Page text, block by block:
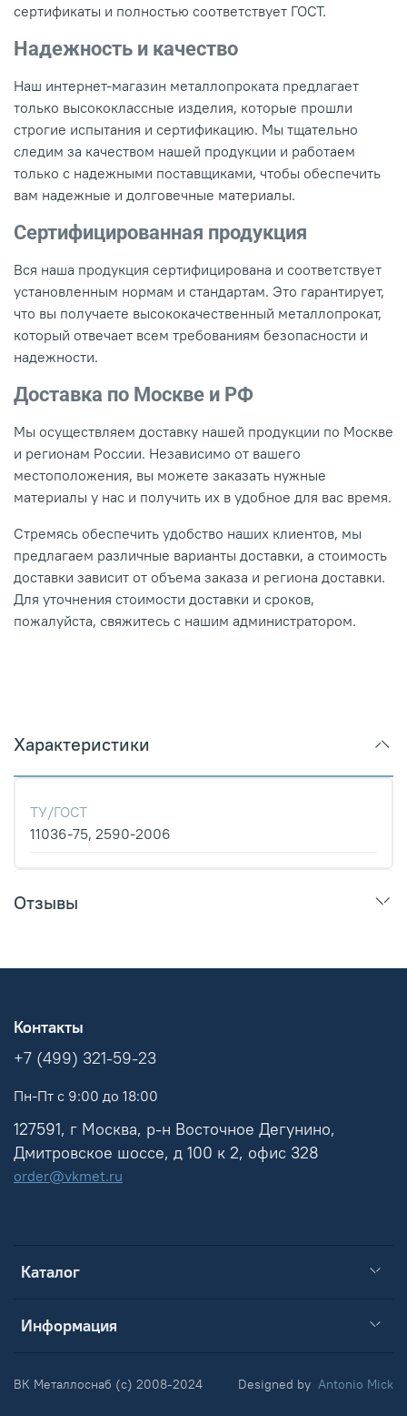
сертификаты и полностью соответствует ГОСТ.
Надежность и качество
Наш интернет-магазин металлопроката предлагает
только высококлассные изделия, которые прошли
строгие испытания и сертификацию. Мы тщательно
следим за качеством нашей продукции и работаем
только с надежными поставщиками, чтобы обеспечить
вам надежные и долговечные материалы.
Сертифицированная продукция
Вся наша продукция сертифицирована и соответствует
установленным нормам и стандартам. Это гарантирует,
что вы получаете высококачественный металлопрокат,
который отвечает всем требованиям безопасности и
надежности.
Доставка по Москве и РФ
Мы осуществляем доставку нашей продукции по Москве
и регионам России. Независимо от вашего
местоположения, вы можете заказать нужные
материалы у нас и получить их в удобное для вас время.
Стремясь обеспечить удобство наших клиентов, мы
предлагаем различные варианты доставки, а стоимость
доставки зависит от объема заказа и региона доставки.
Для уточнения стоимости доставки и сроков,
пожалуйста, свяжитесь с нашим администратором.
Характеристики
ТУ/ГОСТ
11036-75, 2590-2006
Отзывы
Каталог
Информация
Контакты
+7 (499) 321-59-23
Пн-Пт с 9:00 до 18:00
127591, г Москва, р-н Восточное Дегунино,
Дмитровское шоссе, д 100 к 2, офис 328
order@vkmet.ru
ВК Металлоснаб (c) 2008-2024 Designed by Antonio Mick